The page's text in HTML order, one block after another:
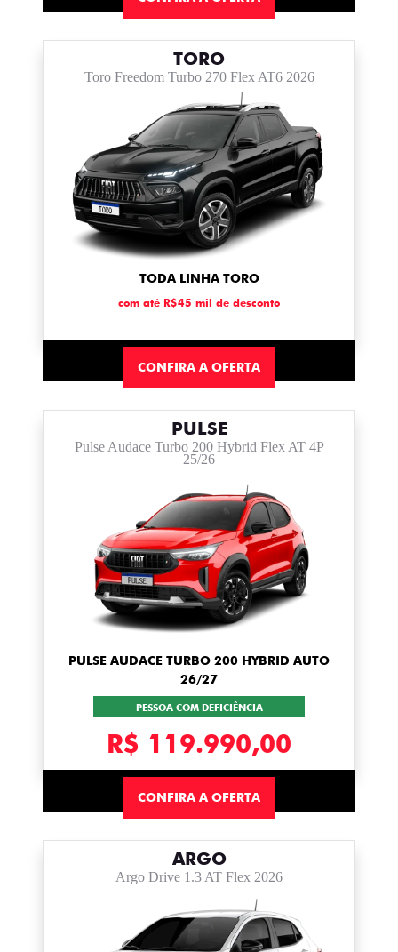
TORO
Toro Freedom Turbo 270 Flex AT6 2026
TODA LINHA TORO
com até R$45 mil de desconto
CONFIRA A OFERTA
PULSE
Pulse Audace Turbo 200 Hybrid Flex AT 4P
25/26
PULSE AUDACE TURBO 200 HYBRID AUTO
26/27
PESSOA COM DEFICIÊNCIA
R$ 119.990,00
CONFIRA A OFERTA
ARGO
Argo Drive 1.3 AT Flex 2026